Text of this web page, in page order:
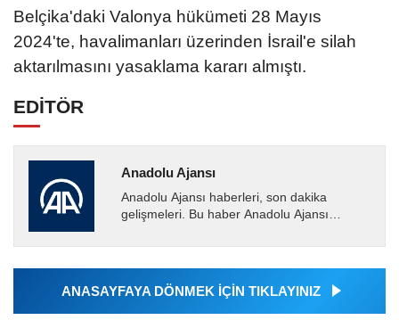
Belçika'daki Valonya hükümeti 28 Mayıs
2024'te, havalimanları üzerinden İsrail'e silah
aktarılmasını yasaklama kararı almıştı.
EDİTÖR
Anadolu Ajansı
Anadolu Ajansı haberleri, son dakika
gelişmeleri. Bu haber Anadolu Ajansı
tarafından geçilen tüm...
ANASAYFAYA DÖNMEK İÇİN TIKLAYINIZ